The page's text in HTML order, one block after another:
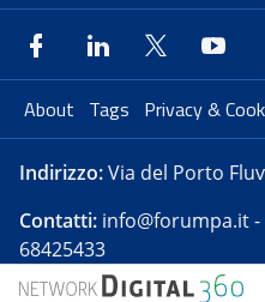
About Tags Privacy &
Indirizzo:Via del Porto
Contatti: info@forumpa.it-
68425433